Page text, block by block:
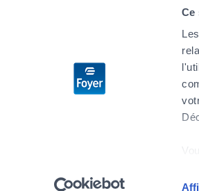
Ce
Simple and intuitive, it will
health reimbursement
your claims in real time and are
the 24/7 emergency reminder.